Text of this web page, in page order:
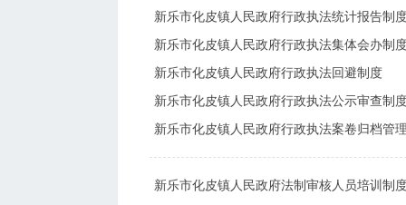
新乐市化皮镇人民政府行政执法统计报告制
新乐市化皮镇人民政府行政执法集体会办制
新乐市化皮镇人民政府行政执法回避制度
新乐市化皮镇人民政府行政执法公示审查制
新乐市化皮镇人民政府行政执法案卷归档管
新乐市化皮镇人民政府法制审核人员培训制